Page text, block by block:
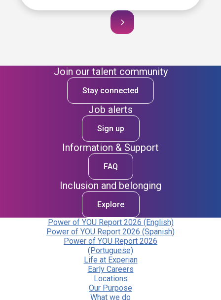
Join our talent community
Stay connected
Job alerts
Sign up
Information & Support
FAQ
Inclusion and belonging
Explore
Power of YOU Report 2026 (English)
Power of YOU Report 2026 (Spanish)
Power of YOU Report 2026
(Portuguese)
Life at Experian
Early Careers
Locations
Our Purpose
What we do